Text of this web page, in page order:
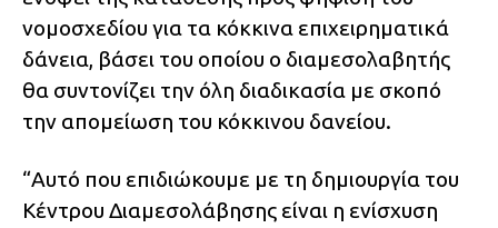
νομοσχεδίου για τα κόκκινα επιχειρηματικά
δάνεια, βάσει του οποίου ο διαμεσολαβητής
θα συντονίζει την όλη διαδικασία με σκοπό
την απομείωση του κόκκινου δανείου.
“Αυτό που επιδιώκουμε με τη δημιουργία του
Κέντρου Διαμεσολάβησης είναι η ενίσχυση